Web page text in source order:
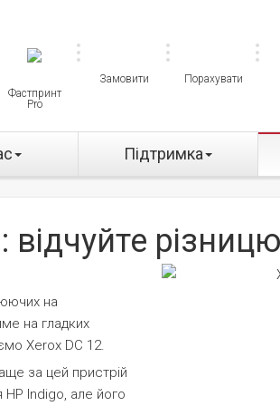
Фастпринт
Pro
Замовити Порахувати
Підтримка
відчуйте
на
на гладких
Xerox DC 12.
за цей пристрій
HP Indigo, але його